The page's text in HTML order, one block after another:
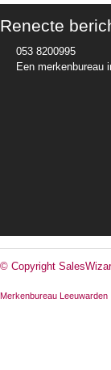
Renecte
053 8200995
Een merkenbureau
© Copyright
Merkenbureau Leeuwarden